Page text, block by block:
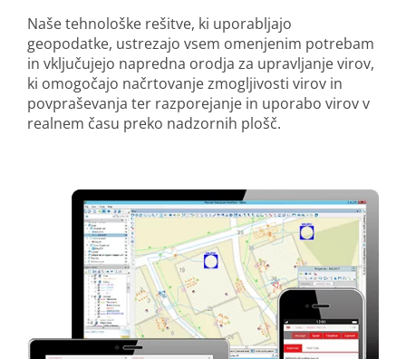
Naše tehnološke rešitve, ki uporabljajo
geopodatke, ustrezajo vsem omenjenim potrebam
in vključujejo napredna orodja za upravljanje virov,
ki omogočajo načrtovanje zmogljivosti virov in
povpraševanja ter razporejanje in uporabo virov v
realnem času preko nadzornih plošč.